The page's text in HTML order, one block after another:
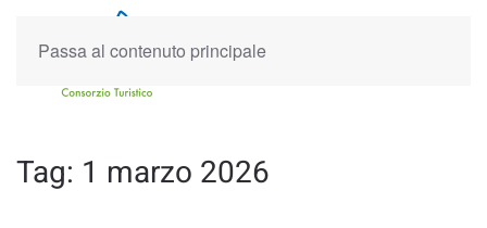
Passa al contenuto principale
Tag: 1 marzo 2026